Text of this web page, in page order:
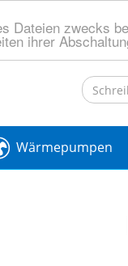
Dateien zwecks
ihrer
Wärmepumpen